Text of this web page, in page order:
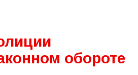
обороте